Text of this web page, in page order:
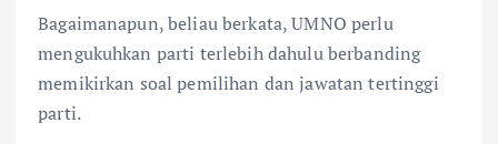
Bagaimanapun, beliau berkata, UMNO perlu
mengukuhkan parti terlebih dahulu berbanding
memikirkan soal pemilihan dan jawatan tertinggi
parti.